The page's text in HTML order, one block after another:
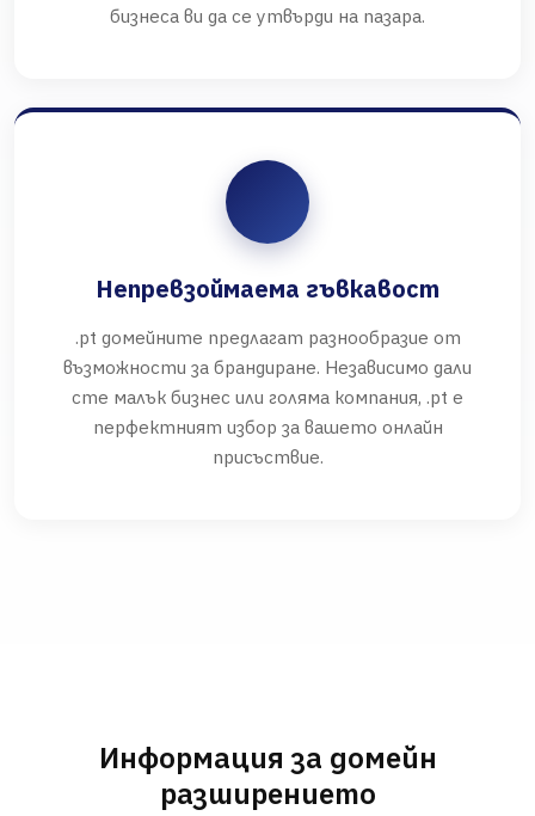
бизнеса ви да се утвърди на пазара.
Непревзоймаема гъвкавост
.pt домейните предлагат разнообразие от
възможности за брандиране. Независимо дали
сте малък бизнес или голяма компания, .pt е
перфектният избор за вашето онлайн
присъствие.
Информация за домейн
разширението